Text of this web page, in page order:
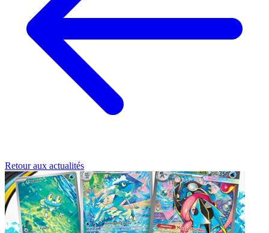
Retour aux actualités